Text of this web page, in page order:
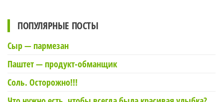
ПОПУЛЯРНЫЕ ПОСТЫ
Сыр — пармезан
Паштет — продукт-обманщик
Соль. Осторожно!!!